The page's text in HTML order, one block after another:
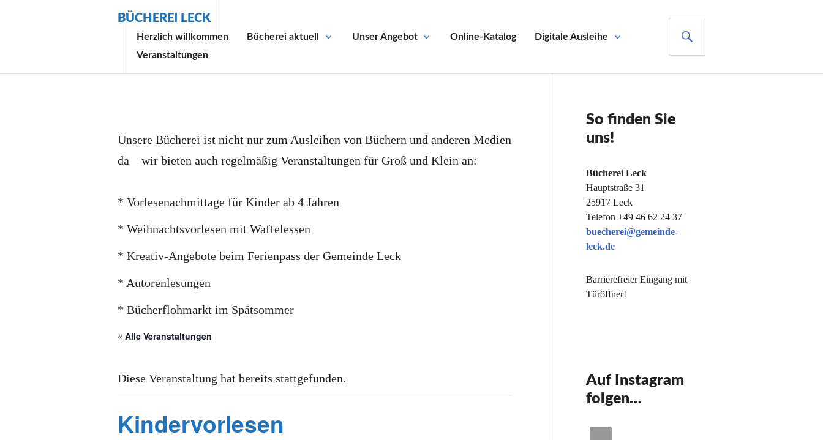
BÜCHEREI LECK
Herzlich willkommen Bücherei aktuell Unser Angebot Online-Katalog
Digitale Ausleihe
Veranstaltungen
Unsere Bücherei ist nicht nur zum Ausleihen von Büchern und anderen Medien
da – wir bieten auch regelmäßig Veranstaltungen für Groß und Klein an:
* Vorlesenachmittage für Kinder ab 4 Jahren
* Weihnachtsvorlesen mit Waffelessen
* Kreativ-Angebote beim Ferienpass der Gemeinde Leck
* Autorenlesungen
* Bücherflohmarkt im Spätsommer
« Alle Veranstaltungen
Diese Veranstaltung hat bereits stattgefunden.
Kindervorlesen
So finden Sie
uns!
Bücherei Leck
Hauptstraße 31
25917 Leck
Telefon +49 46 62 24 37
buecherei@gemeinde-
leck.de
Barrierefreier Eingang mit
Türöffner!
Auf Instagram
folgen…